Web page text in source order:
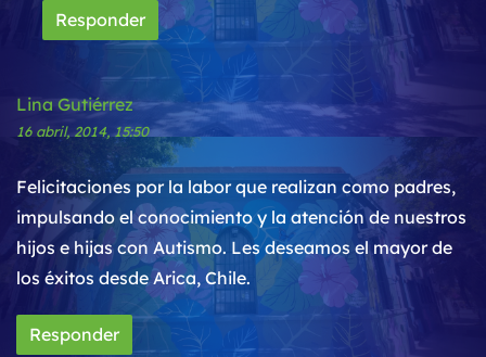
Responder
Lina Gutiérrez
16 abril, 2014, 15:50
Felicitaciones por la labor que realizan como padres,
impulsando el conocimiento y la atención de nuestros
hijos e hijas con Autismo. Les deseamos el mayor de
los éxitos desde Arica, Chile.
Responder